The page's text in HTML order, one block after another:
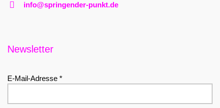
info@springender-punkt.de
Newsletter
E-Mail-Adresse *